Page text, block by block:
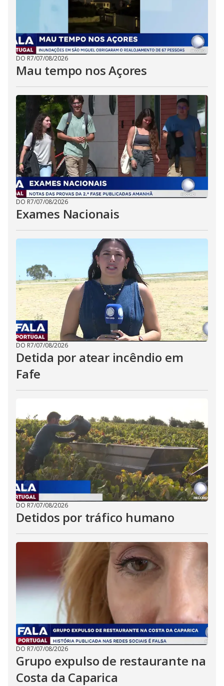
DO R7/07/08/2026
Mau tempo nos Açores
DO R7/07/08/2026
Exames Nacionais
DO R7/07/08/2026
Detida por atear incêndio em
Fafe
DO R7/07/08/2026
Detidos por tráfico humano
DO R7/07/08/2026
Grupo expulso de restaurante na
Costa da Caparica